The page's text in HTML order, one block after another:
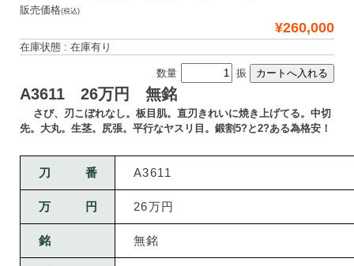
販売価格(税込)
¥260,000
在庫状態 : 在庫有り
数量 振
A3611 26万円 無銘
さび、刃こぼれなし。板目肌。直刃きれいに焼き上げてる。中切
先。大丸。生茎。尻張。平行なヤスリ目。鍛割5?と2?ある為格安！
刀番 A3611
万円 26万円
銘 無銘